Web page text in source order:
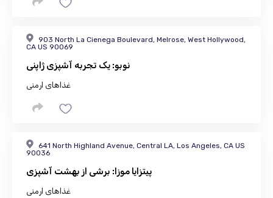
903 North La Cienega Boulevard, Melrose, West Hollywood,
CA US 90069
نوبو: یک تجربه آشپزی ژاپنی
غذاهای ارمنی
641 North Highland Avenue, Central LA, Los Angeles, CA US
90036
پیتزایا موزا: برشی از بهشت ​​آشپزی
غذاهای ارمنی